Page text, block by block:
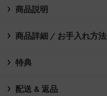
商品説明
商品詳細 / お手入れ方法
特典
配送 & 返品